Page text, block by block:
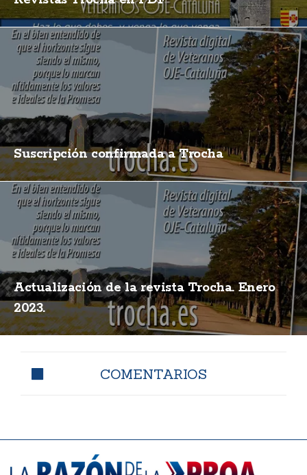
Suscripción confirmada a Trocha
Actualización de la revista Trocha. Enero
2023.
COMENTARIOS